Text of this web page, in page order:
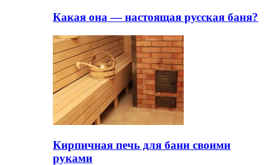
Какая она — настоящая русская баня?
Кирпичная печь для бани своими
руками